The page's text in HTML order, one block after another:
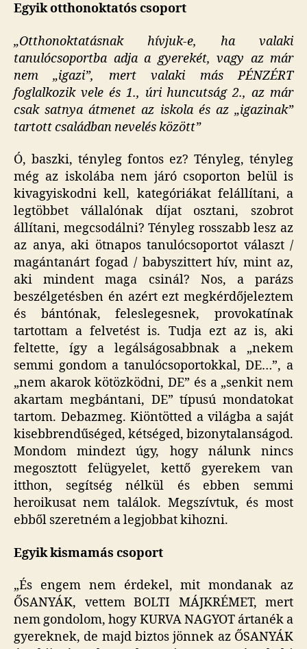
Egyik otthonoktatós csoport
„Otthonoktatásnak hívjuk-e, ha valaki
tanulócsoportba adja a gyerekét, vagy az már
nem „igazi”, mert valaki más PÉNZÉRT
foglalkozik vele és 1., úri huncutság 2., az már
csak satnya átmenet az iskola és az „igazinak”
tartott családban nevelés között”
Ó, baszki, tényleg fontos ez? Tényleg, tényleg
még az iskolába nem járó csoporton belül is
kivagyiskodni kell, kategóriákat felállítani, a
legtöbbet vállalónak díjat osztani, szobrot
állítani, megcsodálni? Tényleg rosszabb lesz az
az anya, aki ötnapos tanulócsoportot választ /
magántanárt fogad / babyszittert hív, mint az,
aki mindent maga csinál? Nos, a parázs
beszélgetésben én azért ezt megkérdőjeleztem
és bántónak, feleslegesnek, provokatínak
tartottam a felvetést is. Tudja ezt az is, aki
feltette, így a legálságosabbnak a „nekem
semmi gondom a tanulócsoportokkal, DE…”, a
„nem akarok kötözködni, DE” és a „senkit nem
akartam megbántani, DE” típusú mondatokat
tartom. Debazmeg. Kiöntötted a világba a saját
kisebbrendűséged, kétséged, bizonytalanságod.
Mondom mindezt úgy, hogy nálunk nincs
megosztott felügyelet, kettő gyerekem van
itthon, segítség nélkül és ebben semmi
heroikusat nem találok. Megszívtuk, és most
ebből szeretném a legjobbat kihozni.
Egyik kismamás csoport
„És engem nem érdekel, mit mondanak az
ŐSANYÁK, vettem BOLTI MÁJKRÉMET, mert
nem gondolom, hogy KURVA NAGYOT ártanék a
gyereknek, de majd biztos jönnek az ŐSANYÁK